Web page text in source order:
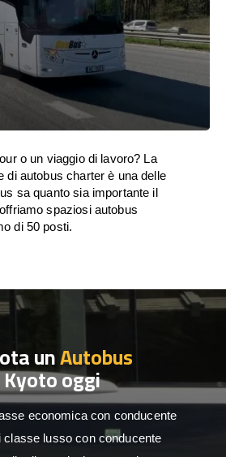
o un viaggio di lavoro? La
di autobus charter è una delle
sa quanto sia importante il
spaziosi autobus
di 50 posti.
unAutobus
oggi
economica con conducente
classe lusso con conducente